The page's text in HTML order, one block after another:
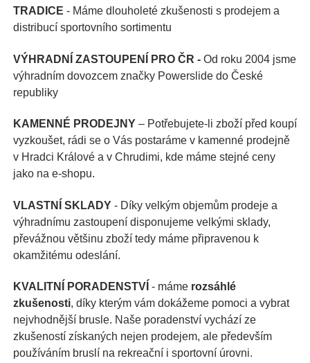
TRADICE - Máme dlouholeté zkušenosti s prodejem a
distribucí sportovního sortimentu
VÝHRADNÍ ZASTOUPENÍ PRO ČR - Od roku 2004 jsme
výhradním dovozcem značky Powerslide do České
republiky
KAMENNÉ PRODEJNY – Potřebujete-li zboží před koupí
vyzkoušet, rádi se o Vás postaráme v kamenné prodejně
v Hradci Králové a v Chrudimi, kde máme stejné ceny
jako na e-shopu.
VLASTNÍ SKLADY - Díky velkým objemům prodeje a
výhradnímu zastoupení disponujeme velkými sklady,
převážnou většinu zboží tedy máme připravenou k
okamžitému odeslání.
KVALITNÍ PORADENSTVÍ - máme rozsáhlé
zkušenosti, díky kterým vám dokážeme pomoci a vybrat
nejvhodnější brusle. Naše poradenství vychází ze
zkušeností získaných nejen prodejem, ale především
používáním bruslí na rekreační i sportovní úrovni.